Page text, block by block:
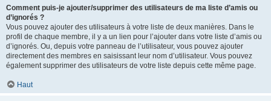
Comment puis-je ajouter/supprimer des utilisateurs de ma liste d’amis ou
d’ignorés ?
Vous pouvez ajouter des utilisateurs à votre liste de deux manières. Dans le
profil de chaque membre, il y a un lien pour l’ajouter dans votre liste d’amis ou
d’ignorés. Ou, depuis votre panneau de l’utilisateur, vous pouvez ajouter
directement des membres en saisissant leur nom d’utilisateur. Vous pouvez
également supprimer des utilisateurs de votre liste depuis cette même page.
Haut